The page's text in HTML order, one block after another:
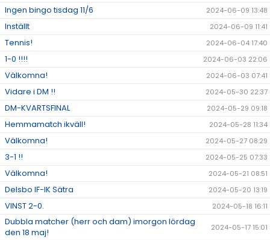
Ingen bingo tisdag 11/6 2024-06-09 13:48
Inställt 2024-06-09 11:41
Tennis! 2024-06-04 17:40
1-0 !!!! 2024-06-03 22:06
Välkomna! 2024-06-03 07:41
Vidare i DM !! 2024-05-30 22:37
DM-KVARTSFINAL 2024-05-29 09:18
Hemmamatch ikväll! 2024-05-28 11:34
Välkomna! 2024-05-27 08:29
3-1 !! 2024-05-25 07:33
Välkomna! 2024-05-21 08:51
Delsbo IF-IK Sätra 2024-05-20 13:19
VINST 2-0. 2024-05-18 16:11
Dubbla matcher (herr och dam) imorgon lördag
den 18 maj!
2024-05-17 15:01